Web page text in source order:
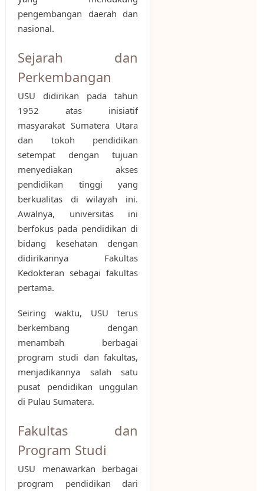
pengembangan daerah dan
nasional.
Sejarah dan
Perkembangan
USU didirikan pada tahun
1952 atas inisiatif
masyarakat Sumatera Utara
dan tokoh pendidikan
setempat dengan tujuan
menyediakan akses
pendidikan tinggi yang
berkualitas di wilayah ini.
Awalnya, universitas ini
berfokus pada pendidikan di
bidang kesehatan dengan
didirikannya Fakultas
Kedokteran sebagai fakultas
pertama.
Seiring waktu, USU terus
berkembang dengan
menambah berbagai
program studi dan fakultas,
menjadikannya salah satu
pusat pendidikan unggulan
di Pulau Sumatera.
Fakultas dan
Program Studi
USU menawarkan berbagai
program pendidikan dari